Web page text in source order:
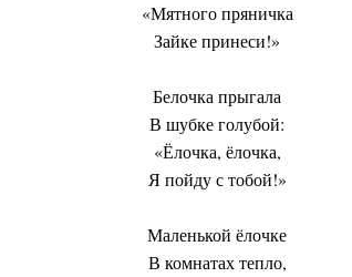
«Мятного пряничка
Зайке принеси!»
Белочка прыгала
В шубке голубой:
«Ёлочка, ёлочка,
Я пойду с тобой!»
Маленькой ёлочке
В комнатах тепло,